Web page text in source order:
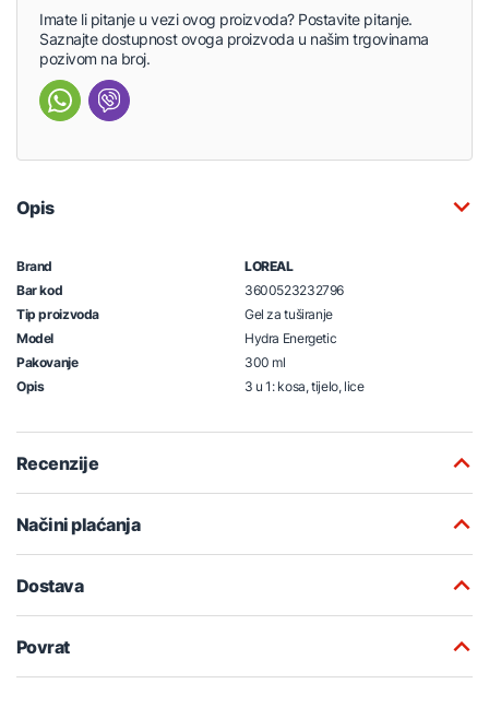
Imate li pitanje u vezi ovog proizvoda? Postavite pitanje.
Saznajte dostupnost ovoga proizvoda u našim trgovinama
pozivom na broj.
Opis
Brand
LOREAL
Bar kod
3600523232796
Tip proizvoda
Gel za tuširanje
Model
Hydra Energetic
Pakovanje
300 ml
Opis
3 u 1: kosa, tijelo, lice
Recenzije
Načini plaćanja
Dostava
Povrat